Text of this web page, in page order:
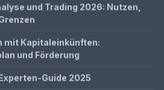
und Trading 2026: Nutzen,
mit Kapitaleinkünften:
und Förderung
Guide 2025